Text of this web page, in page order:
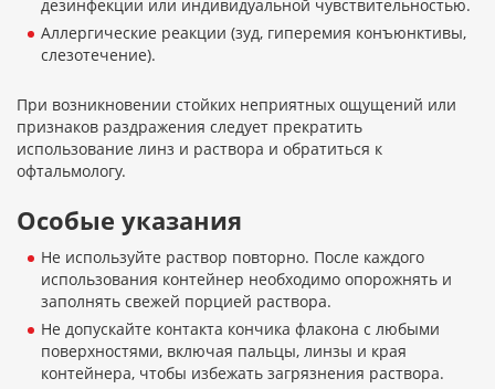
дезинфекции или индивидуальной чувствительностью.
Аллергические реакции (зуд, гиперемия конъюнктивы,
слезотечение).
При возникновении стойких неприятных ощущений или
признаков раздражения следует прекратить
использование линз и раствора и обратиться к
офтальмологу.
Особые указания
Не используйте раствор повторно. После каждого
использования контейнер необходимо опорожнять и
заполнять свежей порцией раствора.
Не допускайте контакта кончика флакона с любыми
поверхностями, включая пальцы, линзы и края
контейнера, чтобы избежать загрязнения раствора.